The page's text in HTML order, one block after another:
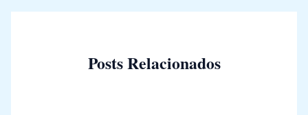
Posts Relacionados